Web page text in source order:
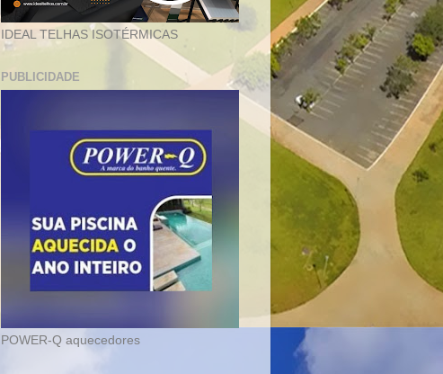
IDEAL TELHAS ISOTÉRMICAS
PUBLICIDADE
POWER-Q aquecedores